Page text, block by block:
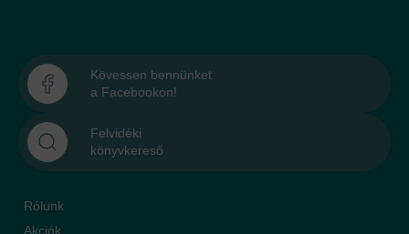
Kövessen bennünket
a Facebookon!
Felvidéki
könyvkereső
Rólunk
Akciók